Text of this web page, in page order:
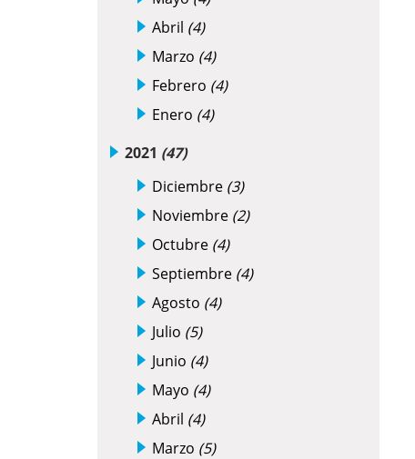
Abril (4)
Marzo (4)
Febrero (4)
Enero (4)
2021 (47)
Diciembre (3)
Noviembre (2)
Octubre (4)
Septiembre (4)
Agosto (4)
Julio (5)
Junio (4)
Mayo (4)
Abril (4)
Marzo (5)